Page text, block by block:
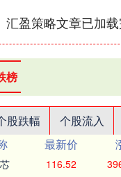
汇盈策略文章已加
榜
股跌幅 个股流入
最新价
116.52